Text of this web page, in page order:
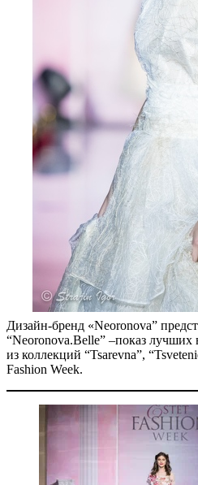
Дизайн-бренд «Neoronova”
“Neoronova.Belle” –показ лучших
из коллекций “Tsarevna”,
Fashion Week.